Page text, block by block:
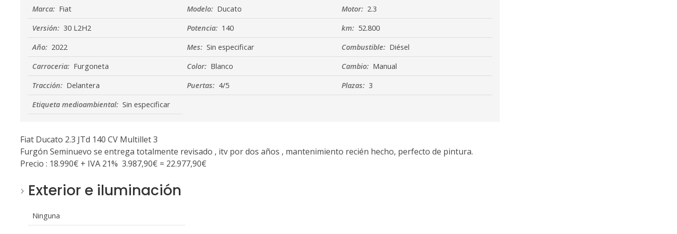
Marca: Fiat Modelo: Ducato Motor: 2.3
Versión: 30 L2H2 Potencia: 140 km: 52.800
Año: 2022 Mes: Sin especificar Combustible: Diésel
Carroceria: Furgoneta Color: Blanco Cambio: Manual
Tracción: Delantera Puertas: 4/5 Plazas: 3
Etiqueta medioambiental: Sin especificar
Fiat Ducato 2.3 JTd 140 CV Multillet 3
Furgón Seminuevo se entrega totalmente revisado , itv por dos años , mantenimiento recién hecho, perfecto de pintura.
Precio : 18.990€ + IVA 21% 3.987,90€ = 22.977,90€
Exterior e iluminación
Ninguna